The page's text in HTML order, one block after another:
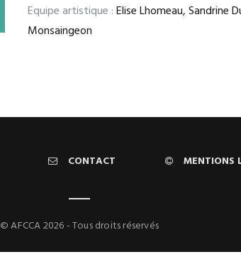
Equipe artistique :Elise Lhomeau, Sandrine
Monsaingeon
CONTACT MENTIONS
© AFCCA 2026 - Tous droits réservés